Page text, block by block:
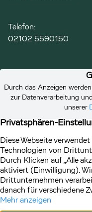
Telefon:
02102 5590150